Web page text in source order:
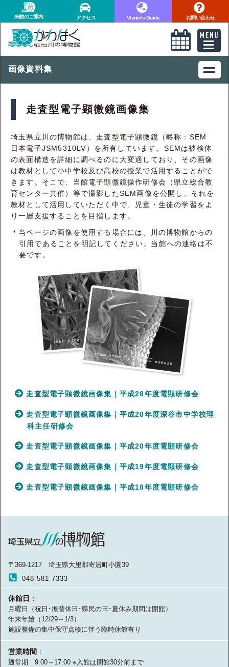
来館のご案内 アクセス Visitor's Guide お問い合わせ
画像資料集
走査型電子顕微鏡画像集
埼玉県立川の博物館は、走査型電子顕微鏡（略称：SEM
日本電子JSM5310LV）を所有しています。SEMは被検体
の表面構造を詳細に調べるのに大変適しており、その画像
は教材として小中学校及び高校の授業で活用することがで
きます。そこで、当館電子顕微鏡操作研修会（県立総合教
育センター共催）等で撮影したSEM画像を公開し、それを
教材として活用していただく中で、児童・生徒の学習をよ
り一層支援することを目指します。
＊当ページの画像を使用する場合には、川の博物館からの
引用であることを明記してください。当館への連絡は不
要です。
走査型電子顕微鏡画像集｜平成26年度電顕研修会
走査型電子顕微鏡画像集｜平成20年度深谷市中学校理
科主任研修会
走査型電子顕微鏡画像集｜平成20年度電顕研修会
走査型電子顕微鏡画像集｜平成19年度電顕研修会
走査型電子顕微鏡画像集｜平成18年度電顕研修会
〒369-1217 埼玉県大里郡寄居町小園39
048-581-7333
休館日 ：
月曜日（祝日･振替休日･県民の日･夏休み期間は開館）
年末年始（12/29～1/3）
施設整備の集中保守点検に伴う臨時休館有り
営業時間 ：
通常期 9:00～17:00 ※入館は閉館30分前まで